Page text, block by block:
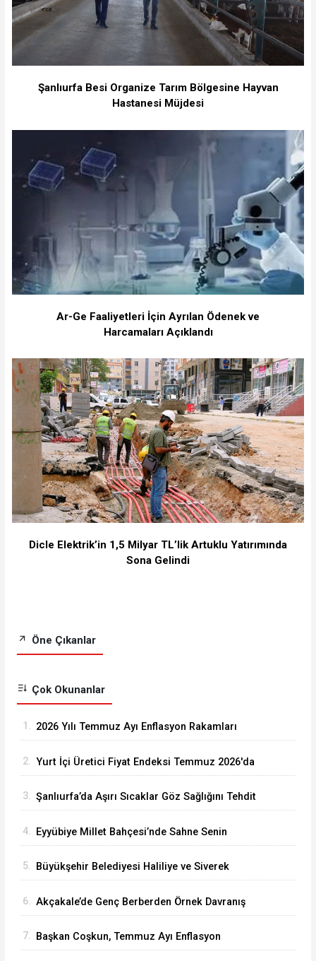
Şanlıurfa Besi Organize Tarım Bölgesine Hayvan
Hastanesi Müjdesi
Ar-Ge Faaliyetleri İçin Ayrılan Ödenek ve
Harcamaları Açıklandı
Dicle Elektrik’in 1,5 Milyar TL’lik Artuklu Yatırımında
Sona Gelindi
Öne Çıkanlar
Çok Okunanlar
1. 2026 Yılı Temmuz Ayı Enflasyon Rakamları
2. Yurt İçi Üretici Fiyat Endeksi Temmuz 2026'da
3. Şanlıurfa’da Aşırı Sıcaklar Göz Sağlığını Tehdit
4. Eyyübiye Millet Bahçesi’nde Sahne Senin
5. Büyükşehir Belediyesi Haliliye ve Siverek
6. Akçakale’de Genç Berberden Örnek Davranış
7. Başkan Coşkun, Temmuz Ayı Enflasyon